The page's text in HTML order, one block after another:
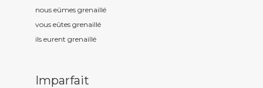
nous eûmes grenaillé
vous eûtes grenaillé
ils eurent grenaillé
Imparfait